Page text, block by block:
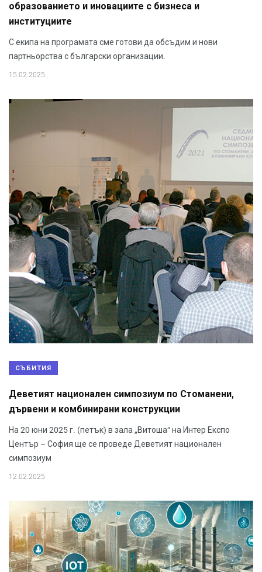
образованието и иновациите с бизнеса и
институциите
С екипа на програмата сме готови да обсъдим и нови
партньорства с български организации.
15.02.2025
СЪБИТИЯ
Деветият национален симпозиум по Стоманени,
дървени и комбинирани конструкции
На 20 юни 2025 г. (петък) в зала „Витоша“ на Интер Експо
Център – София ще се проведе Деветият национален
симпозиум
12.02.2025